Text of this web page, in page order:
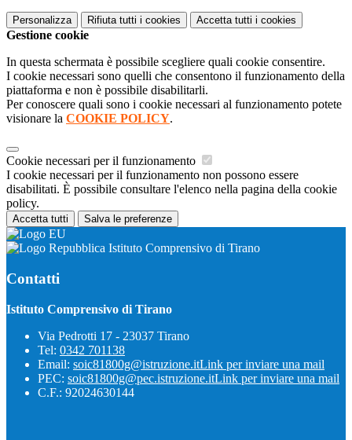
Personalizza Rifiuta tutti i cookies Accetta tutti i cookies
Gestione cookie
In questa schermata è possibile scegliere quali cookie consentire.
I cookie necessari sono quelli che consentono il funzionamento della
piattaforma e non è possibile disabilitarli.
Per conoscere quali sono i cookie necessari al funzionamento potete
visionare la COOKIE POLICY.
Cookie necessari per il funzionamento
I cookie necessari per il funzionamento non possono essere
disabilitati. È possibile consultare l'elenco nella pagina della cookie
policy.
Accetta tutti Salva le preferenze
Istituto Comprensivo di Tirano
Contatti
Istituto Comprensivo di Tirano
Via Pedrotti 17 - 23037 Tirano
Tel: 0342 701138
Email: soic81800g@istruzione.itLink per inviare una mail
PEC: soic81800g@pec.istruzione.itLink per inviare una mail
C.F.: 92024630144